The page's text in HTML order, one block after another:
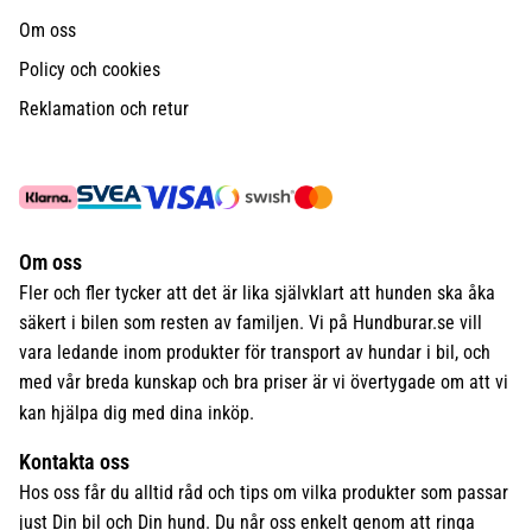
Om oss
Policy och cookies
Reklamation och retur
Om oss
Fler och fler tycker att det är lika självklart att hunden ska åka
säkert i bilen som resten av familjen. Vi på Hundburar.se vill
vara ledande inom produkter för transport av hundar i bil, och
med vår breda kunskap och bra priser är vi övertygade om att vi
kan hjälpa dig med dina inköp.
Kontakta oss
Hos oss får du alltid råd och tips om vilka produkter som passar
just Din bil och Din hund. Du når oss enkelt genom att ringa